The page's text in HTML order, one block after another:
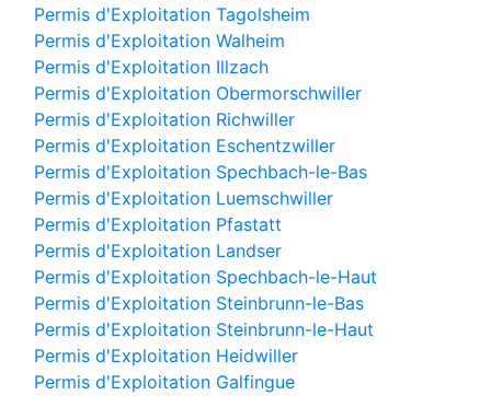
Permis d'Exploitation Tagolsheim
Permis d'Exploitation Walheim
Permis d'Exploitation Illzach
Permis d'Exploitation Obermorschwiller
Permis d'Exploitation Richwiller
Permis d'Exploitation Eschentzwiller
Permis d'Exploitation Spechbach-le-Bas
Permis d'Exploitation Luemschwiller
Permis d'Exploitation Pfastatt
Permis d'Exploitation Landser
Permis d'Exploitation Spechbach-le-Haut
Permis d'Exploitation Steinbrunn-le-Bas
Permis d'Exploitation Steinbrunn-le-Haut
Permis d'Exploitation Heidwiller
Permis d'Exploitation Galfingue